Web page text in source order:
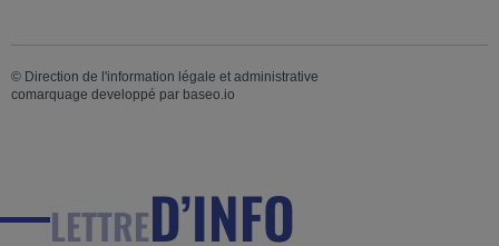
© Direction de l'information légale et administrative
comarquage developpé par baseo.io
LETTRED’INFO